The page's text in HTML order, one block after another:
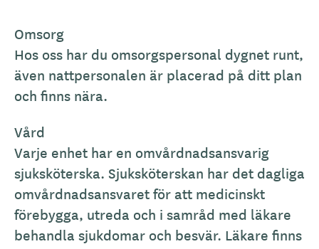
Omsorg
Hos oss har du omsorgspersonal dygnet runt,
även nattpersonalen är placerad på ditt plan
och finns nära.
Vård
Varje enhet har en omvårdnadsansvarig
sjuksköterska. Sjuksköterskan har det dagliga
omvårdnadsansvaret för att medicinskt
förebygga, utreda och i samråd med läkare
behandla sjukdomar och besvär. Läkare finns